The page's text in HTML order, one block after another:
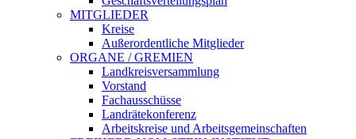
MITGLIEDER
Kreise
Außerordentliche Mitglieder
ORGANE / GREMIEN
Landkreisversammlung
Vorstand
Fachausschüsse
Landrätekonferenz
Arbeitskreise und Arbeitsgemeinschaften